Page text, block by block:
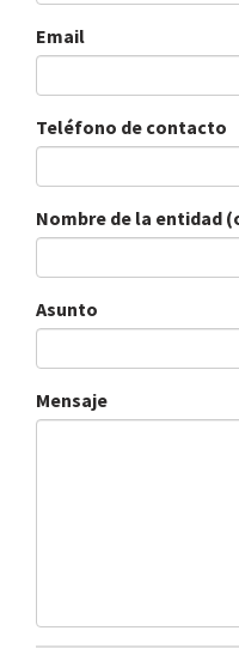
Email
Teléfono de contacto
Nombre de la entidad
Asunto
Mensaje